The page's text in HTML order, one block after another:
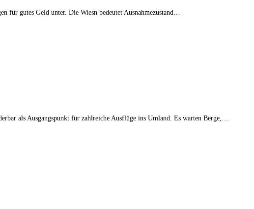
für gutes Geld unter. Die Wiesn bedeutet Ausnahmezustand…
als Ausgangspunkt für zahlreiche Ausflüge ins Umland. Es warten Berge,…